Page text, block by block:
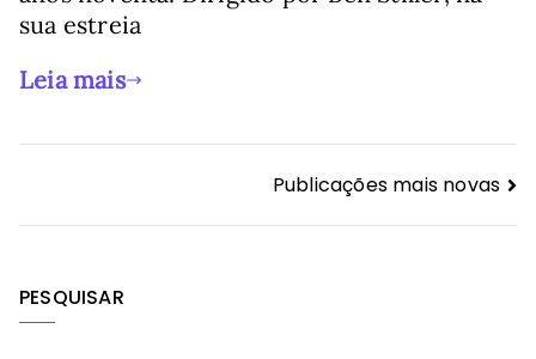
sua estreia
Leia mais
por
posts
Publicações mais novas
PESQUISAR